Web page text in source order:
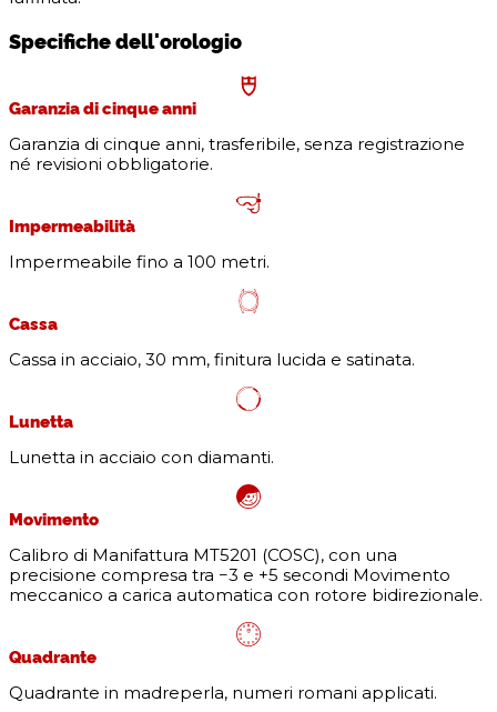
Specifiche dell'orologio
Garanzia di cinque anni
Garanzia di cinque anni, trasferibile, senza registrazione
né revisioni obbligatorie.
Impermeabilità
Impermeabile fino a 100 metri.
Cassa
Cassa in acciaio, 30 mm, finitura lucida e satinata.
Lunetta
Lunetta in acciaio con diamanti.
Movimento
Calibro di Manifattura MT5201 (COSC), con una
precisione compresa tra −3 e +5 secondi Movimento
meccanico a carica automatica con rotore bidirezionale.
Quadrante
Quadrante in madreperla, numeri romani applicati.